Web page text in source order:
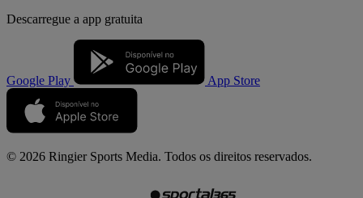
Descarregue a app gratuita
Google Play App Store
© 2026 Ringier Sports Media. Todos os direitos reservados.